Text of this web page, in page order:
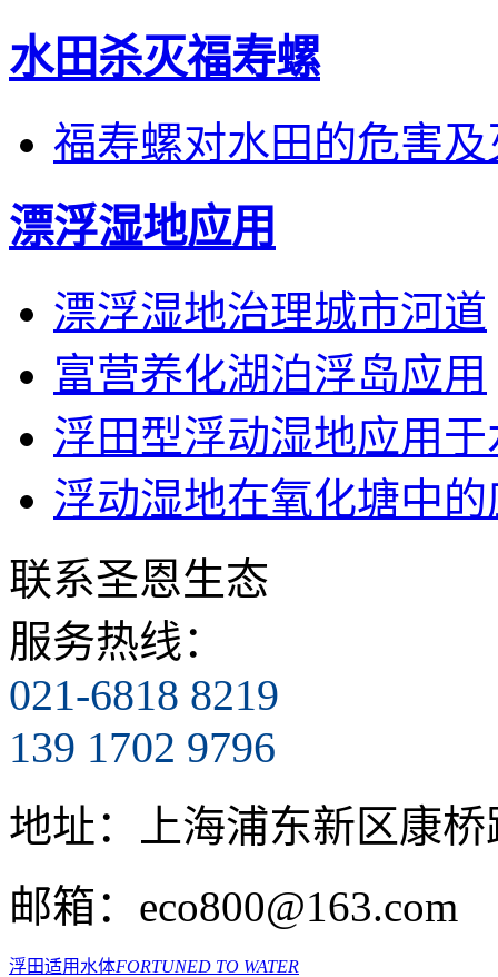
水田杀灭福寿螺
福寿螺对水田的危害
漂浮湿地应用
漂浮湿地治理城市河道
富营养化湖泊浮岛应用
浮田型浮动湿地应用
浮动湿地在氧化塘中的
联系圣恩生态
服务热线：
021-6818 8219
139 1702 9796
地址：
上海浦东新区康
邮箱： eco800@163.com
浮田适用水体FORTUNED TO WATER